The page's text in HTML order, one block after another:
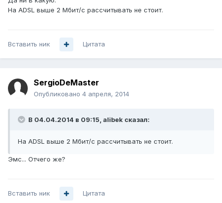
На ADSL выше 2 Мбит/с рассчитывать не стоит.
Вставить ник Цитата
SergioDeMaster
Опубликовано 4 апреля, 2014
В 04.04.2014 в 09:15, alibek сказал:
На ADSL выше 2 Мбит/с рассчитывать не стоит.
Эмс... Отчего же?
Вставить ник Цитата